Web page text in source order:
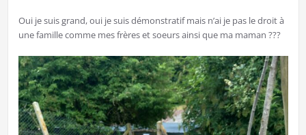
Oui je suis grand, oui je suis démonstratif mais n’ai je pas le droit à
une famille comme mes frères et soeurs ainsi que ma maman ???